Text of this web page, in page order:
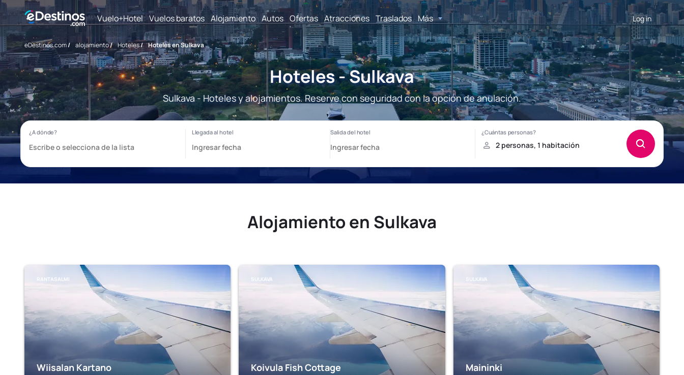
Vuelo+Hotel Vuelos baratos Alojamiento Autos Ofertas Atracciones Traslados Más Log in
eDestinos.com/ alojamiento/ Hoteles/ Hoteles en Sulkava
Hoteles - Sulkava
Sulkava - Hoteles y alojamientos. Reserve con seguridad con la opción de anulación.
Alojamiento en Sulkava
RANTASALMI
Wiisalan Kartano
SULKAVA
Koivula Fish Cottage
SULKAVA
Maininki